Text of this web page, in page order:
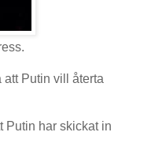
att Putin vill återta
Putin har skickat in